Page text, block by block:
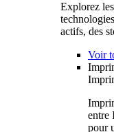
Explorez
actifs, des
Voir
entre
pour